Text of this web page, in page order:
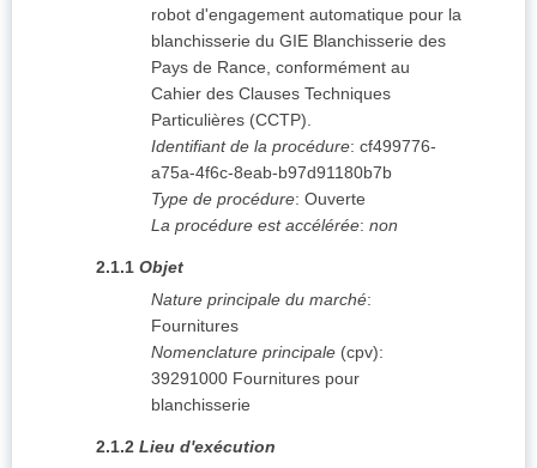
robot d'engagement automatique pour la
blanchisserie du GIE Blanchisserie des
Pays de Rance, conformément au
Cahier des Clauses Techniques
Particulières (CCTP).
Identifiant de la procédure: cf499776-
a75a-4f6c-8eab-b97d91180b7b
Type de procédure: Ouverte
La procédure est accélérée: non
2.1.1 Objet
Nature principale du marché:
Fournitures
Nomenclature principale (cpv):
39291000 Fournitures pour
blanchisserie
2.1.2 Lieu d'exécution